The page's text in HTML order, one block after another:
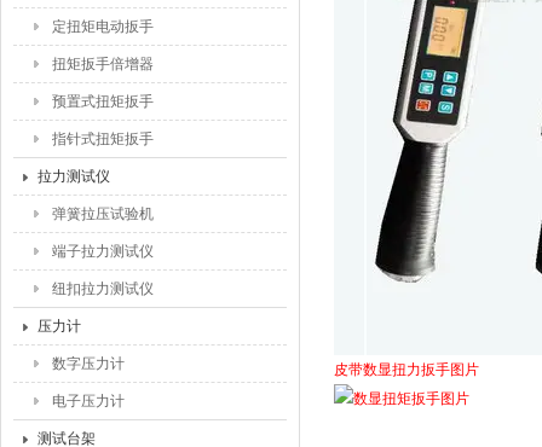
定扭矩电动扳手
扭矩扳手倍增器
预置式扭矩扳手
指针式扭矩扳手
拉力测试仪
弹簧拉压试验机
端子拉力测试仪
纽扣拉力测试仪
压力计
数字压力计
电子压力计
测试台架
皮带数显扭力扳手图片